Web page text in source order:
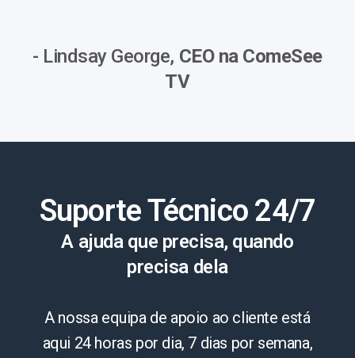
- Lindsay George, CEO na ComeSee
TV
Suporte Técnico 24/7
A ajuda que precisa, quando
precisa dela
A nossa equipa de apoio ao cliente está
aqui 24 horas por dia, 7 dias por semana,